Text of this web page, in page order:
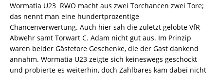
Wormatia U23  RWO macht aus zwei Torchancen zwei Tore;
das nennt man eine hundertprozentige
Chancenverwertung. Auch hier sah die zuletzt gelobte VfR-
Abwehr samt Torwart C. Adam nicht gut aus. Im Prinzip
waren beider Gästetore Geschenke, die der Gast dankend
annahm. Wormatia U23 zeigte sich keineswegs geschockt
und probierte es weiterhin, doch Zählbares kam dabei nicht